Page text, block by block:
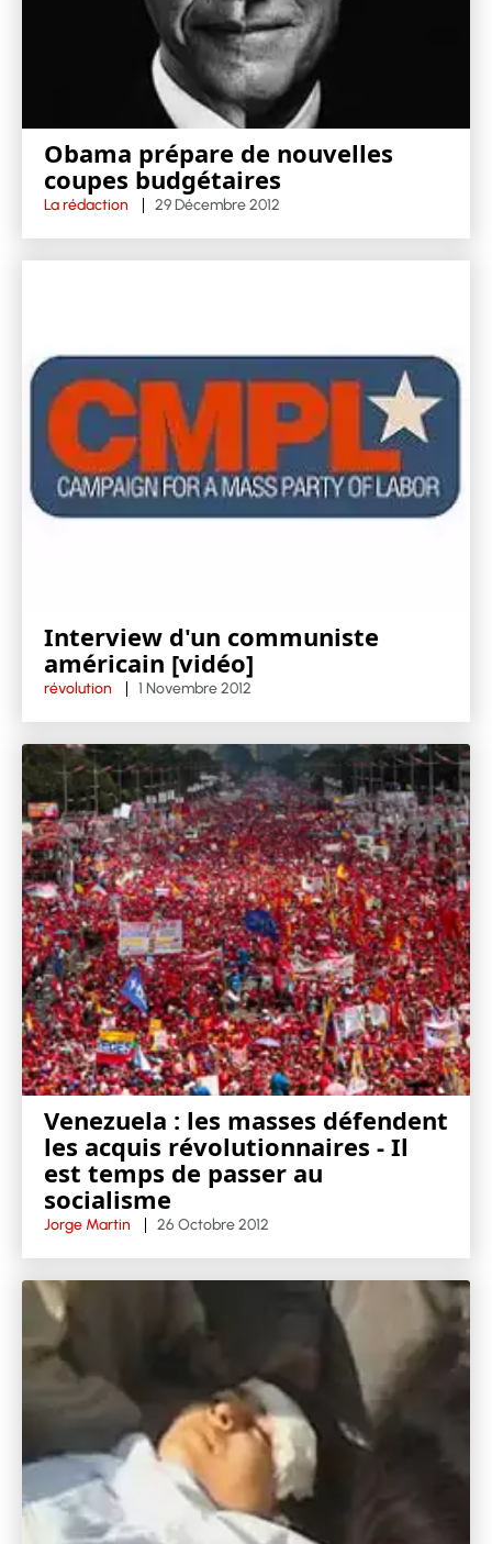
Obama prépare de nouvelles
coupes budgétaires
La rédaction 29 Décembre 2012
Interview d'un communiste
américain [vidéo]
révolution 1 Novembre 2012
Venezuela : les masses défendent
les acquis révolutionnaires - Il
est temps de passer au
socialisme
Jorge Martin 26 Octobre 2012